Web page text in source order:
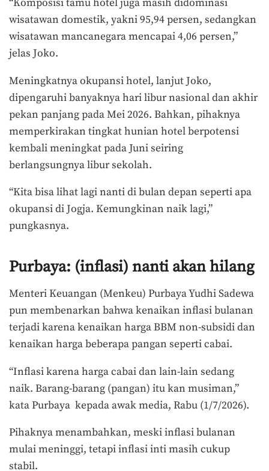
“Komposisi tamu hotel juga masih didominasi
wisatawan domestik, yakni 95,94 persen, sedangkan
wisatawan mancanegara mencapai 4,06 persen,”
jelas Joko.
Meningkatnya okupansi hotel, lanjut Joko,
dipengaruhi banyaknya hari libur nasional dan akhir
pekan panjang pada Mei 2026. Bahkan, pihaknya
memperkirakan tingkat hunian hotel berpotensi
kembali meningkat pada Juni seiring
berlangsungnya libur sekolah.
“Kita bisa lihat lagi nanti di bulan depan seperti apa
okupansi di Jogja. Kemungkinan naik lagi,”
pungkasnya.
Purbaya: (inflasi) nanti akan hilang
Menteri Keuangan (Menkeu) Purbaya Yudhi Sadewa
pun membenarkan bahwa kenaikan inflasi bulanan
terjadi karena kenaikan harga BBM non-subsidi dan
kenaikan harga beberapa pangan seperti cabai.
“Inflasi karena harga cabai dan lain-lain sedang
naik. Barang-barang (pangan) itu kan musiman,”
kata Purbaya kepada awak media, Rabu (1/7/2026).
Pihaknya menambahkan, meski inflasi bulanan
mulai meninggi, tetapi inflasi inti masih cukup
stabil.